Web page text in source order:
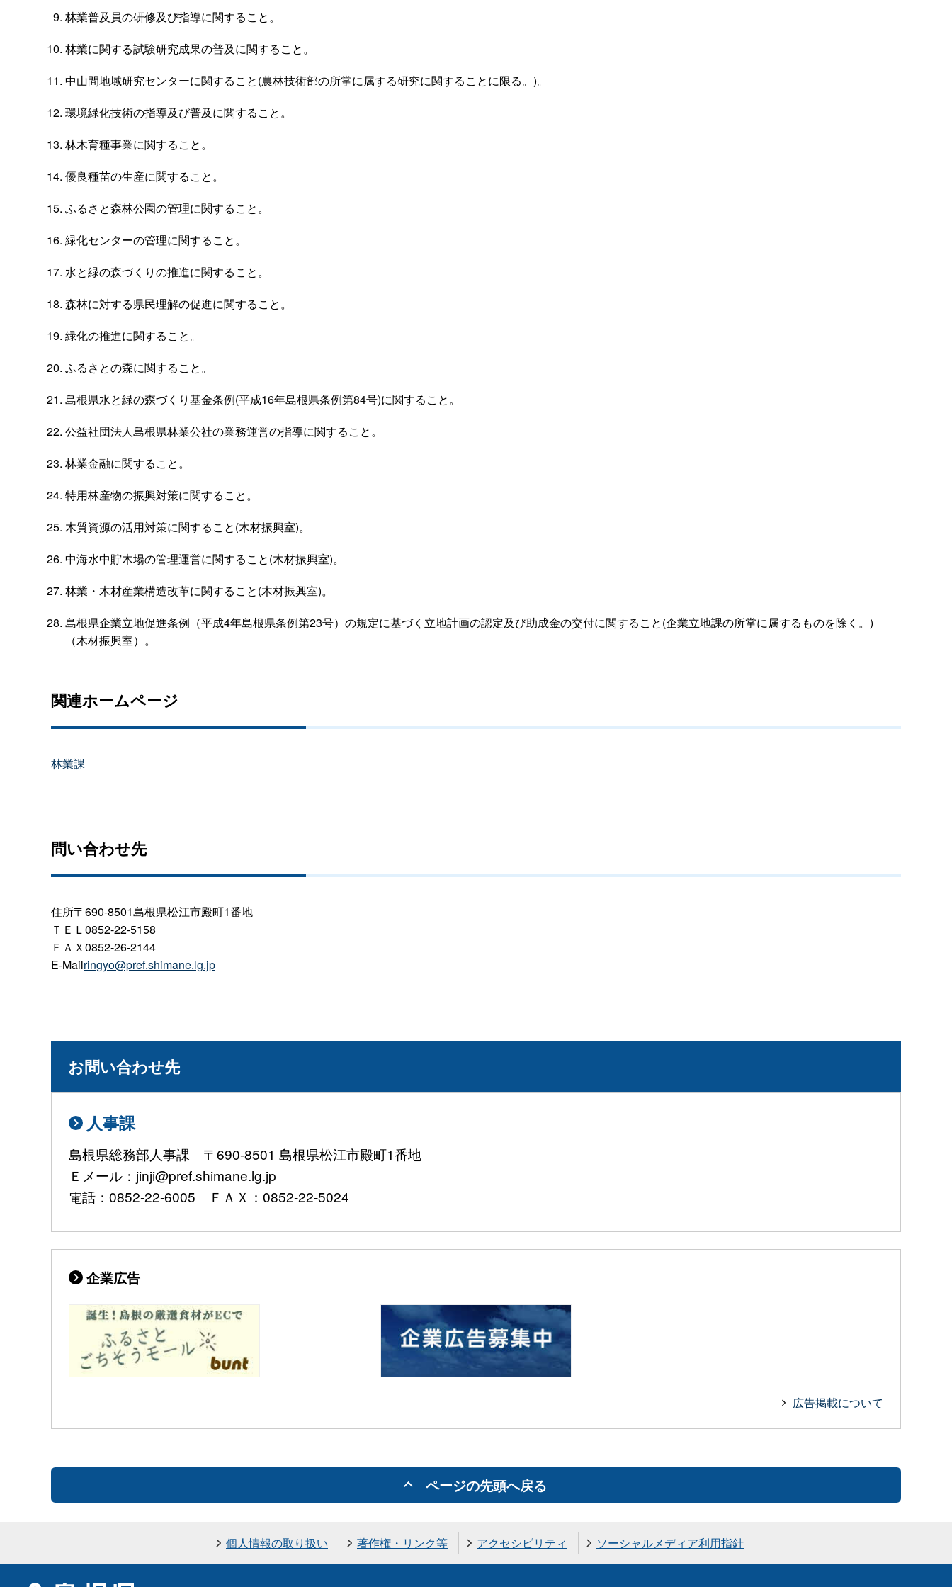
林業普及員の研修及び指導に関すること。
林業に関する試験研究成果の普及に関すること。
中山間地域研究センターに関すること(農林技術部の所掌に属する研究に関することに限る。)。
環境緑化技術の指導及び普及に関すること。
林木育種事業に関すること。
優良種苗の生産に関すること。
ふるさと森林公園の管理に関すること。
緑化センターの管理に関すること。
水と緑の森づくりの推進に関すること。
森林に対する県民理解の促進に関すること。
緑化の推進に関すること。
ふるさとの森に関すること。
島根県水と緑の森づくり基金条例(平成16年島根県条例第84号)に関すること。
公益社団法人島根県林業公社の業務運営の指導に関すること。
林業金融に関すること。
特用林産物の振興対策に関すること。
木質資源の活用対策に関すること(木材振興室)。
中海水中貯木場の管理運営に関すること(木材振興室)。
林業・木材産業構造改革に関すること(木材振興室)。
島根県企業立地促進条例（平成4年島根県条例第23号）の規定に基づく立地計画の認定及び助成金の交付に関すること(企業立地課の所掌に属するものを除く。)
（木材振興室）。
関連ホームページ
林業課
問い合わせ先
住所〒690-8501島根県松江市殿町1番地
ＴＥＬ0852-22-5158
ＦＡＸ0852-26-2144
E-Mailringyo@pref.shimane.lg.jp
お問い合わせ先
人事課
島根県総務部人事課 〒690-8501 島根県松江市殿町1番地
Ｅメール：jinji@pref.shimane.lg.jp
電話：0852-22-6005 ＦＡＸ：0852-22-5024
企業広告
広告掲載について
ページの先頭へ戻る
個人情報の取り扱い 著作権・リンク等 アクセシビリティ ソーシャルメディア利用指針